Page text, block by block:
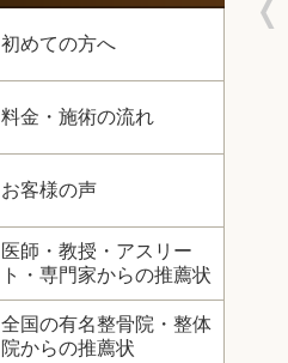
初めての方へ
料金・施術の流れ
お客様の声
医師・教授・アスリー
ト・専門家からの推薦状
全国の有名整骨院・整体
院からの推薦状